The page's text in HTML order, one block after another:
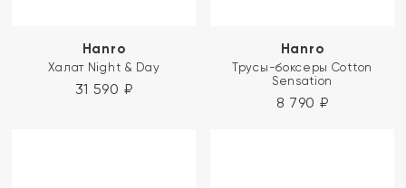
Hanro
Халат Night & Day
31 590 ₽
Hanro
Трусы-боксеры Cotton
Sensation
8 790 ₽